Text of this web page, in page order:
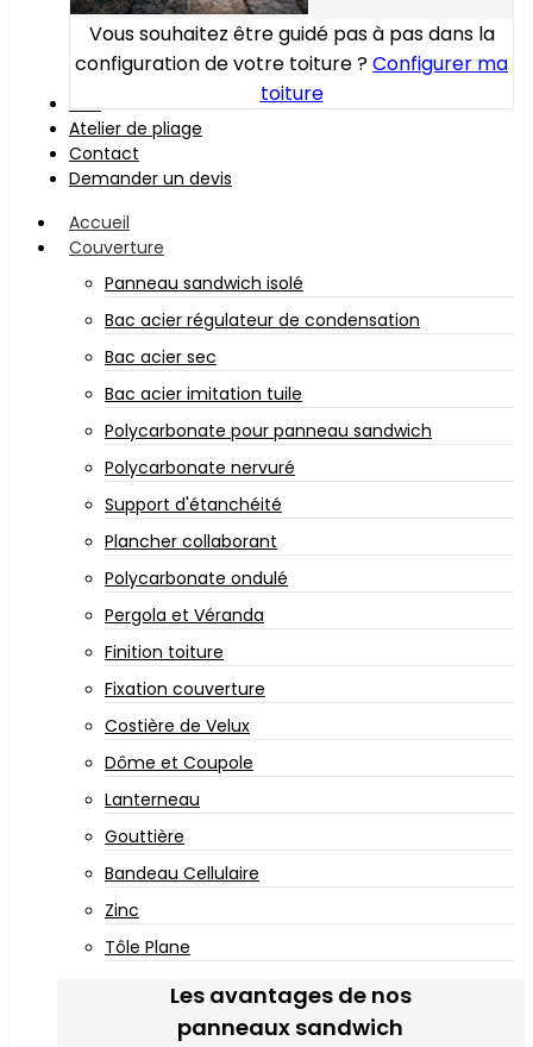
Vous souhaitez être guidé pas à pas dans la
configuration de votre toiture ?Configurer ma
toiture
Atelier de pliage
Contact
Demander un devis
Accueil
Couverture
Panneau sandwich isolé
Bac acier régulateur de condensation
Bac acier sec
Bac acier imitation tuile
Polycarbonate pour panneau sandwich
Polycarbonate nervuré
Support d'étanchéité
Plancher collaborant
Polycarbonate ondulé
Pergola et Véranda
Finition toiture
Fixation couverture
Costière de Velux
Dôme et Coupole
Lanterneau
Gouttière
Bandeau Cellulaire
Zinc
Tôle Plane
Les avantages de nos
panneaux sandwich